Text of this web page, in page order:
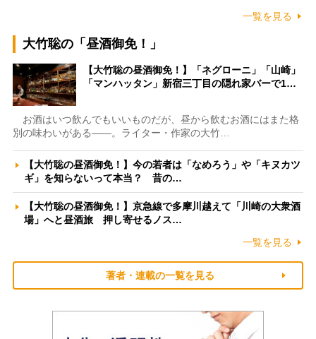
一覧を見る
大竹聡の「昼酒御免！」
【大竹聡の昼酒御免！】「ネグローニ」「山崎」
「マンハッタン」新宿三丁目の隠れ家バーで1…
お酒はいつ飲んでもいいものだが、昼から飲むお酒にはまた格
別の味わいがある――。ライター・作家の大竹…
【大竹聡の昼酒御免！】今の若者は「なめろう」や「キヌカツ
ギ」を知らないって本当？ 昔の…
【大竹聡の昼酒御免！】京急線で多摩川越えて「川崎の大衆酒
場」へと昼酒旅 押し寄せるノス…
一覧を見る
著者・連載の一覧を見る